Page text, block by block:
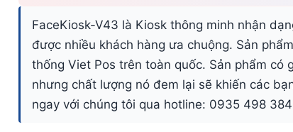
FaceKiosk-V43 là Kiosk thông minh nhận
được nhiều khách hàng ưa chuộng. Sản
thống Viet Pos trên toàn quốc. Sản phẩm có
nhưng chất lượng nó đem lại sẽ khiến các
ngay với chúng tôi qua hotline: 0935 498